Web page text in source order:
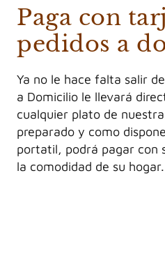
Paga con
pedidos a
Ya no le hace falta salir
a Domicilio le llevará
cualquier plato de
preparado y como
portatil, podrá pagar con
la comodidad de su hogar.